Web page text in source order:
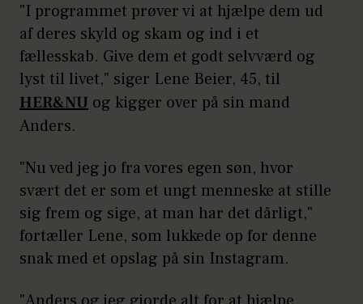
"I programmet prøver vi at hjælpe dem ud
af deres skyld og skam og ind i et
fællesskab. Give dem et godt selvværd og
lyst til livet," siger Lene Beier, 45, til
HER&NU og kigger over på sin mand
Anders.
"Nu ved jeg jo fra vores egen søn, hvor
svært det er som et ungt menneske at stille
sig frem og sige, at man har det dårligt,"
fortæller Lene, som lukkede op for denne
snak med et opslag på sin Instagram.